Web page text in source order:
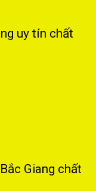
uy tín chất
Giang chất